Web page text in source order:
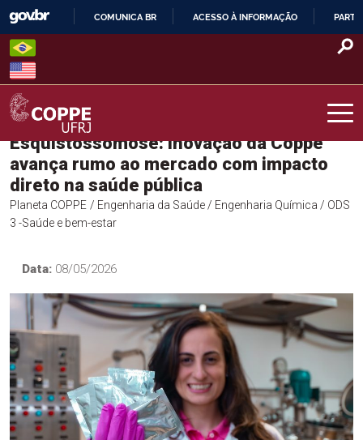
Skip
content
O
COMUNICA BR ACESSO À INFORMAÇÃO
COPPE – UFRJ
Esquistossomose: inovação da Coppe
avança rumo ao mercado com impacto
direto na saúde pública
Planeta COPPE / Engenharia da Saúde / Engenharia Química / ODS
3 -Saúde e bem-estar
Data: 08/05/2026